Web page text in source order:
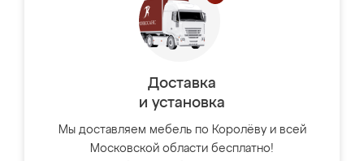
Доставка
и установка
Мы доставляем мебель по Королёву и всей
Московской области бесплатно!